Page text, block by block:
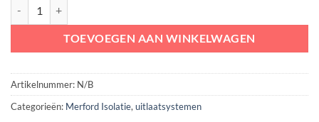
TOEVOEGEN AAN WINKELWAGEN
Artikelnummer: N/B
Categorieën: Merford Isolatie, uitlaatsystemen